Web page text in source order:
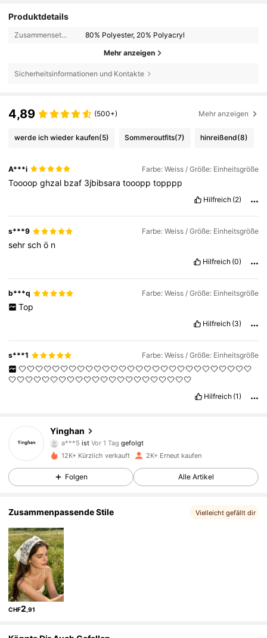
Produktdetails
Zusammensetzung: 80% Polyester, 20% Polyacryl
Mehr anzeigen
Sicherheitsinformationen und Kontakte
4,89 (500+) Mehr anzeigen
werde ich wieder kaufen(5) Sommeroutfits(7) hinreißend(8)
A***i Farbe: Weiss / Größe: Einheitsgröße
Toooopghzal bzaf 3jbibsaratooopptopppp
Hilfreich (2)
s***9 Farbe: Weiss / Größe: Einheitsgröße
sehrschö n
Hilfreich (0)
b***q Farbe: Weiss / Größe: Einheitsgröße
Top
Hilfreich (3)
s***1 Farbe: Weiss / Größe: Einheitsgröße
🤍🤍🤍🤍🤍🤍🤍🤍🤍🤍🤍🤍🤍🤍🤍🤍🤍🤍🤍🤍🤍🤍🤍🤍🤍🤍🤍🤍
🤍🤍🤍🤍🤍🤍🤍🤍🤍🤍🤍🤍🤍🤍🤍🤍🤍🤍🤍🤍🤍🤍
Hilfreich (1)
Yinghan
a***5istVor 1 Tag
a***aist am Durchsuchen
4,89
1K Follower
4,89
4,89
12K+ Kürzlich verkauft 2K+ Erneut kaufen
Folgen Alle Artikel
Zusammenpassende Stile Vielleicht gefällt dir
CHF2 ,91